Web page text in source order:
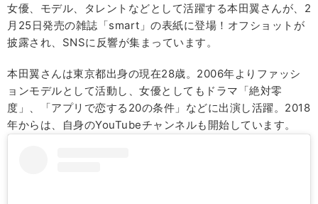
女優、モデル、タレントなどとして活躍する本田翼さんが、2
月25日発売の雑誌「smart」の表紙に登場！オフショットが
披露され、SNSに反響が集まっています。
本田翼さんは東京都出身の現在28歳。2006年よりファッシ
ョンモデルとして活動し、女優としてもドラマ「絶対零
度」、「アプリで恋する20の条件」などに出演し活躍。2018
年からは、自身のYouTubeチャンネルも開始しています。